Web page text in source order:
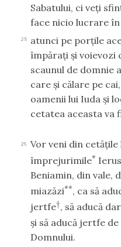
Sabatului, ci veţi
face nicio lucrare în
25 atunci pe porţile
împăraţi şi voievozi
scaunul de domnie
care şi călare pe
oamenii lui Iuda şi
cetatea aceasta va
26
Vor veni din cetăţile
împrejurimile*
Beniamin, din vale,
miazăzi**, ca să
jertfe†, să aducă
şi să aducă jertfe
Domnului.